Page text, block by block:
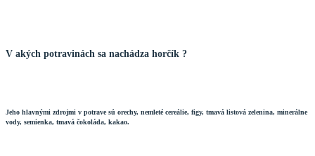
V akých potravinách sa nachádza horčík ?
Jeho hlavnými zdrojmi v potrave sú orechy, nemleté cereálie, figy, tmavá listová zelenina, minerálne
vody, semienka, tmavá čokoláda, kakao.